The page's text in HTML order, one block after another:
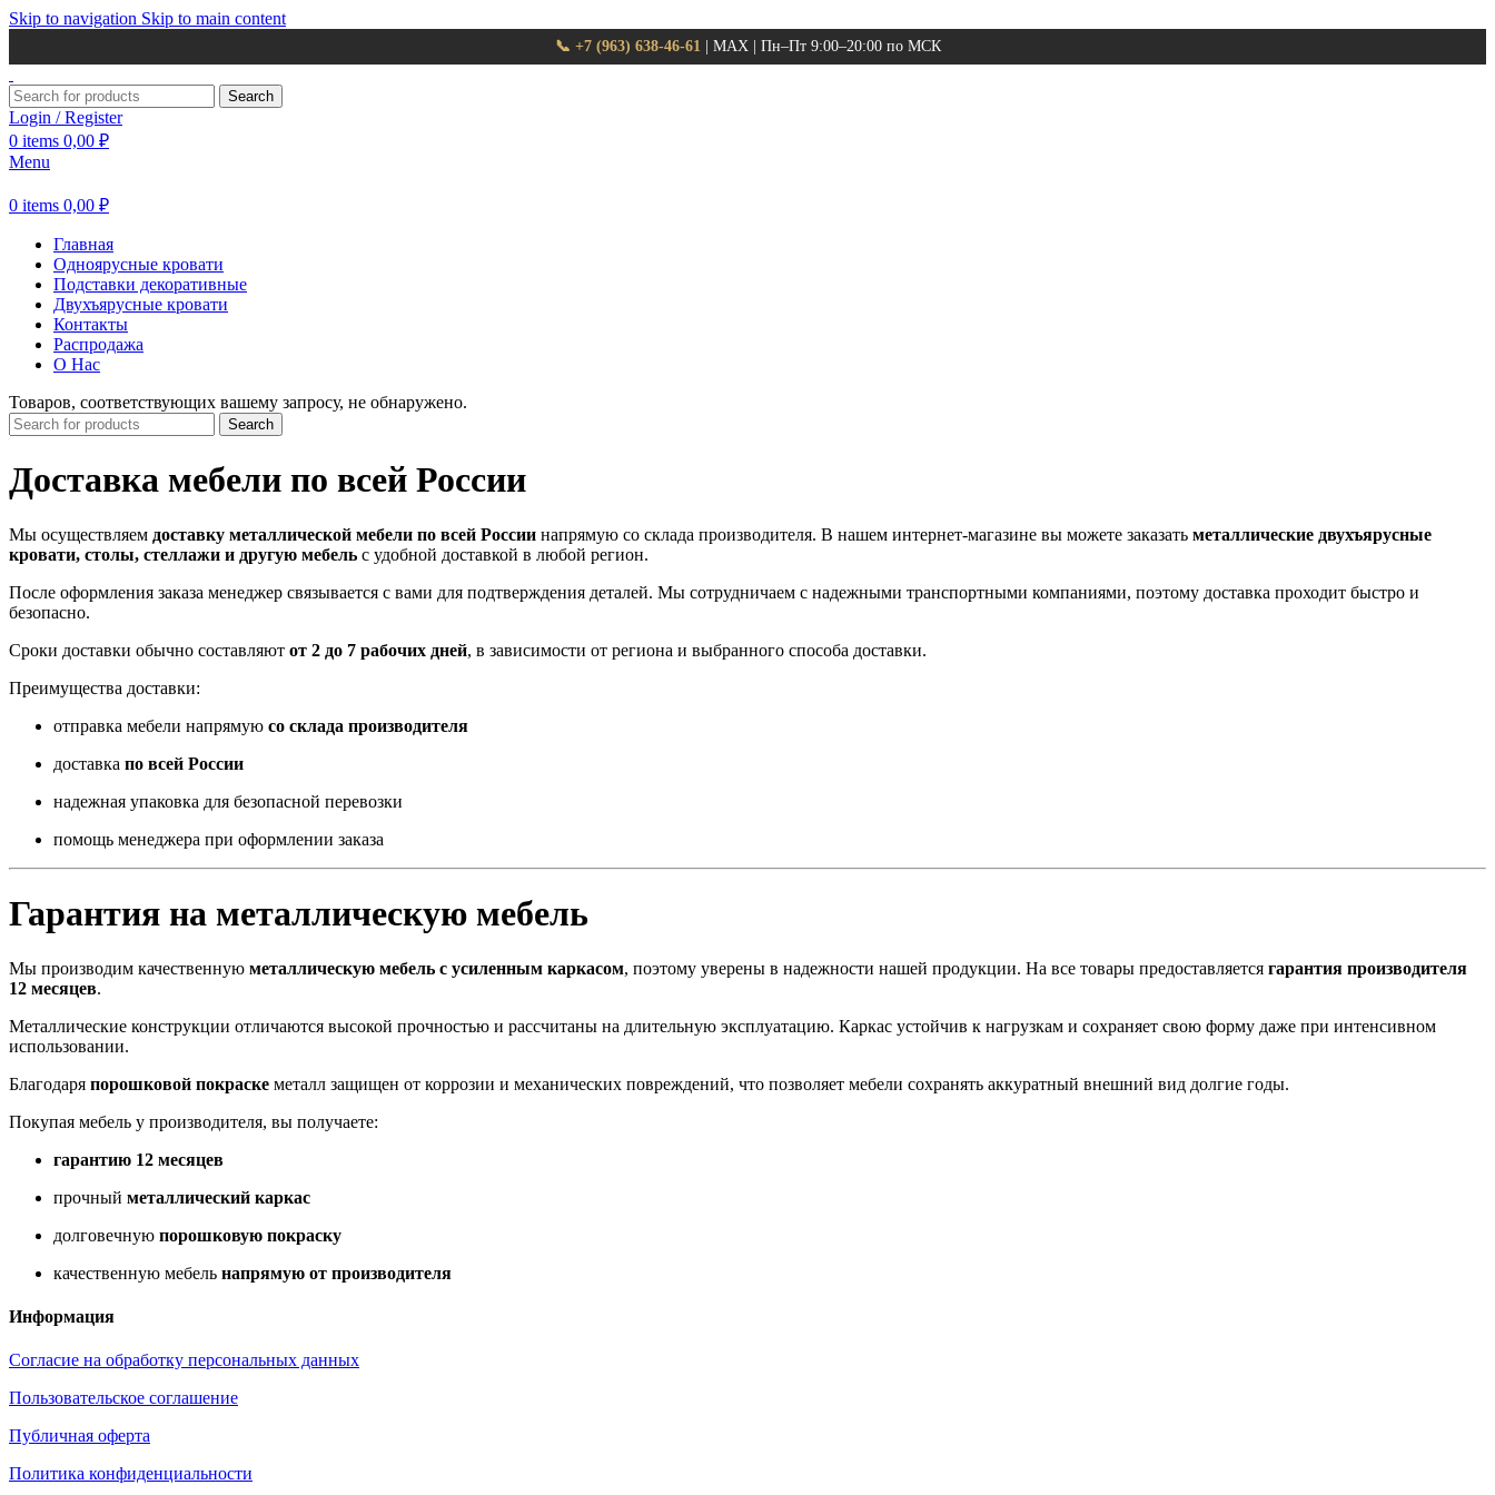
Skip to navigation Skip to main content
📞 +7 (963) 638-46-61| MAX | Пн–Пт 9:00–20:00 по МСК
Search
Login / Register
0 items 0,00 ₽
Menu
0 items 0,00 ₽
Главная
Одноярусные кровати
Подставки декоративные
Двухъярусные кровати
Контакты
Распродажа
О Нас
Товаров, соответствующих вашему запросу, не обнаружено.
Search
Доставка мебели по всей России
Мы осуществляем доставку металлической мебели по всей России напрямую со склада производителя. В нашем интернет-магазине вы можете заказать металлические двухъярусные
кровати, столы, стеллажи и другую мебель с удобной доставкой в любой регион.
После оформления заказа менеджер связывается с вами для подтверждения деталей. Мы сотрудничаем с надежными транспортными компаниями, поэтому доставка проходит быстро и
безопасно.
Сроки доставки обычно составляют от 2 до 7 рабочих дней, в зависимости от региона и выбранного способа доставки.
Преимущества доставки:
отправка мебели напрямую со склада производителя
доставка по всей России
надежная упаковка для безопасной перевозки
помощь менеджера при оформлении заказа
Гарантия на металлическую мебель
Мы производим качественную металлическую мебель с усиленным каркасом, поэтому уверены в надежности нашей продукции. На все товары предоставляется гарантия производителя
12 месяцев.
Металлические конструкции отличаются высокой прочностью и рассчитаны на длительную эксплуатацию. Каркас устойчив к нагрузкам и сохраняет свою форму даже при интенсивном
использовании.
Благодаря порошковой покраске металл защищен от коррозии и механических повреждений, что позволяет мебели сохранять аккуратный внешний вид долгие годы.
Покупая мебель у производителя, вы получаете:
гарантию 12 месяцев
прочный металлический каркас
долговечную порошковую покраску
качественную мебель напрямую от производителя
Информация
Согласие на обработку персональных данных
Пользовательское соглашение
Публичная оферта
Политика конфиденциальности